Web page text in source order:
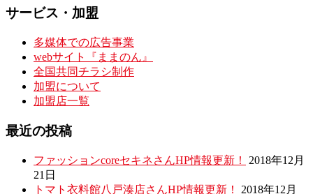
サービス・加盟
多媒体での広告事業
webサイト『ままのん』
全国共同チラシ制作
加盟について
加盟店一覧
最近の投稿
ファッションcoreセキネさんHP情報更新！
2018年12月
21日
トマト衣料館八戸湊店さんHP情報更新！
2018年12月